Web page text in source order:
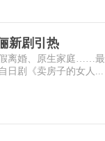
新剧引热
离婚、原生家庭……
日剧《卖房子的女人...